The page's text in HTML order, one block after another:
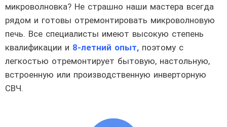
микроволновка? Не страшно наши мастера всегда
рядом и готовы отремонтировать микроволновую
печь. Все специалисты имеют высокую степень
квалификации и 8-летний опыт, поэтому с
легкостью отремонтирует бытовую, настольную,
встроенную или производственную инверторную
СВЧ.